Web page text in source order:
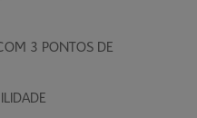
3 PONTOS DE